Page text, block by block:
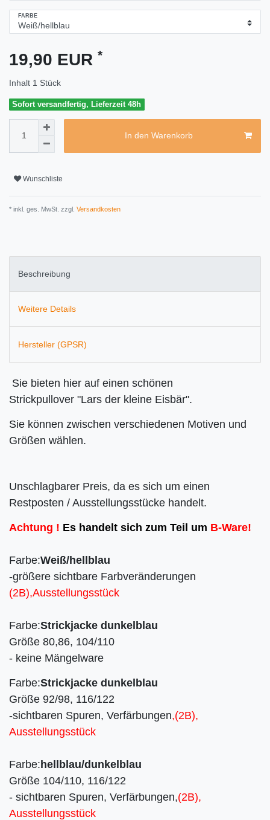
FARBE
19,90 EUR *
Inhalt 1 Stück
Sofort versandfertig, Lieferzeit 48h
In den Warenkorb
Wunschliste
* inkl. ges. MwSt. zzgl. Versandkosten
Beschreibung
Weitere Details
Hersteller (GPSR)
Sie bieten hier auf einen schönen
Strickpullover "Lars der kleine Eisbär".
Sie können zwischen verschiedenen Motiven und
Größen wählen.
Unschlagbarer Preis, da es sich um einen
Restposten / Ausstellungsstücke handelt.
Achtung ! Es handelt sich zum Teil um B-Ware!
Farbe:Weiß/hellblau
-größere sichtbare Farbveränderungen
(2B),Ausstellungsstück
Farbe:Strickjacke dunkelblau
Größe 80,86, 104/110
- keine Mängelware
Farbe:Strickjacke dunkelblau
Größe 92/98, 116/122
-sichtbaren Spuren, Verfärbungen,(2B),
Ausstellungsstück
Farbe:hellblau/dunkelblau
Größe 104/110, 116/122
- sichtbaren Spuren, Verfärbungen,(2B),
Ausstellungsstück